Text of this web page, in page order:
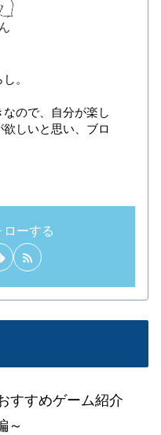
。
ので、自分が楽し
しいと思い、ブロ
ーする
すすめゲーム紹介
～